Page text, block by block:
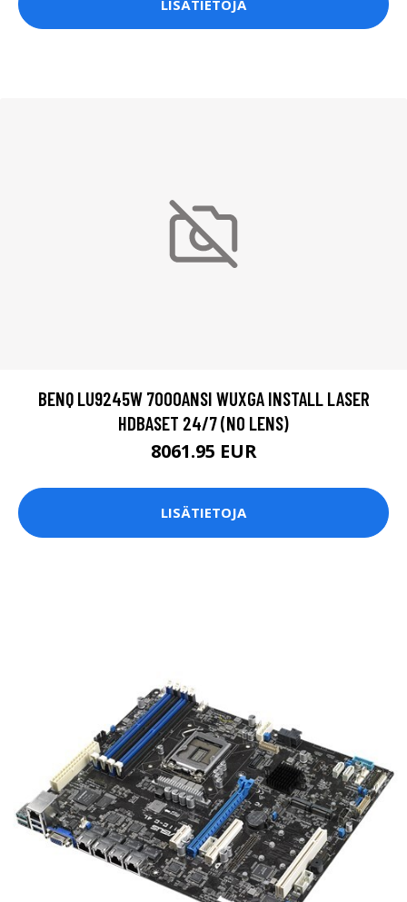
LISÄTIETOJA
BENQ LU9245W 7000ANSI WUXGA INSTALL LASER
HDBASET 24/7 (NO LENS)
8061.95 EUR
LISÄTIETOJA